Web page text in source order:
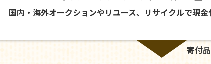
国内・海外オークションやリユース、リサイクルで現金
寄付品